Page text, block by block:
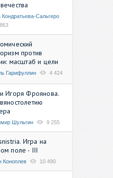
Кондратьева-Сальгеро
против
масштаб и цели
Гарифуллин 4 424
Игоря Фроянова.
Шульгин 9 255
Игра на
поле - III
Коноплев 10 490